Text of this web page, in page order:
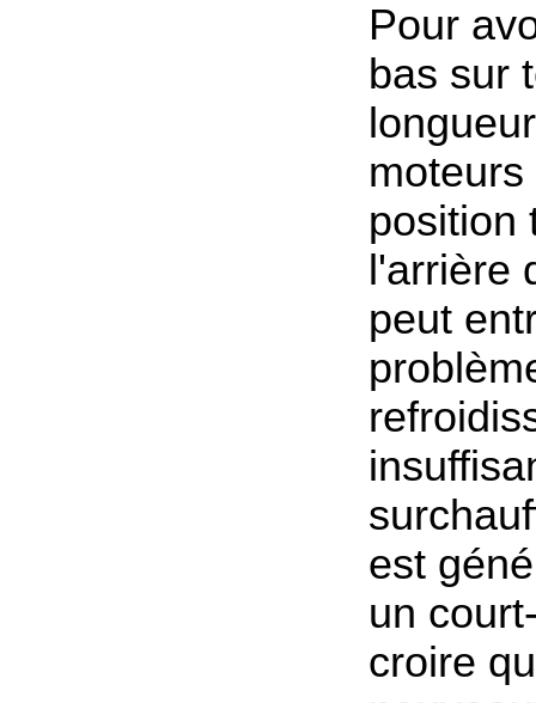
Pour
bas sur
position
l'arrière
peut
est
un
croire